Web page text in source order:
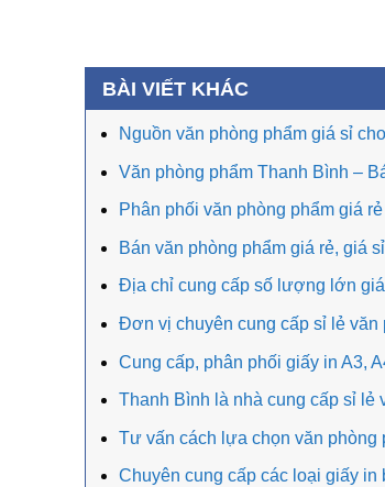
BÀI VIẾT KHÁC
Nguồn văn phòng phẩm giá sỉ
Văn phòng phẩm Thanh Bình –
Phân phối văn phòng phẩm giá
Bán văn phòng phẩm giá rẻ, giá
Địa chỉ cung cấp số lượng lớn
Đơn vị chuyên cung cấp sỉ lẻ văn
Cung cấp, phân phối giấy in A3,
Thanh Bình là nhà cung cấp sỉ lẻ
Tư vấn cách lựa chọn văn phòng
Chuyên cung cấp các loại giấy